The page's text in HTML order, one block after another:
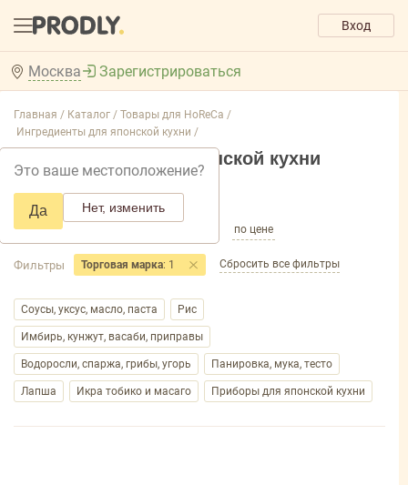
Вход
Москва
Это ваше местоположение?
Да Нет, изменить
Зарегистрироваться
Главная / Каталог / Товары для HoReCa /
Ингредиенты для японской кухни /
Ингредиенты для японской кухни
Добавить фильтр товаров
по популярности по цене
Фильтры Торговая марка: 1 Сбросить все фильтры
Соусы, уксус, масло, паста Рис
Имбирь, кунжут, васаби, приправы
Водоросли, спаржа, грибы, угорь Панировка, мука, тесто
Лапша Икра тобико и масаго Приборы для японской кухни